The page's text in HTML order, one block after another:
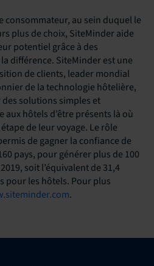
consommateur, au sein duquel le
plus de choix, SiteMinder aide
potentiel grâce à des
différence. SiteMinder est une
de clients, leader mondial
de la technologie hôtelière,
solutions simples et
hôtels d’être présents là où
de leur voyage. Le rôle
de gagner la confiance de
pays, pour générer plus de 100
soit l’équivalent de 31,4
pour les hôtels. Pour plus
.